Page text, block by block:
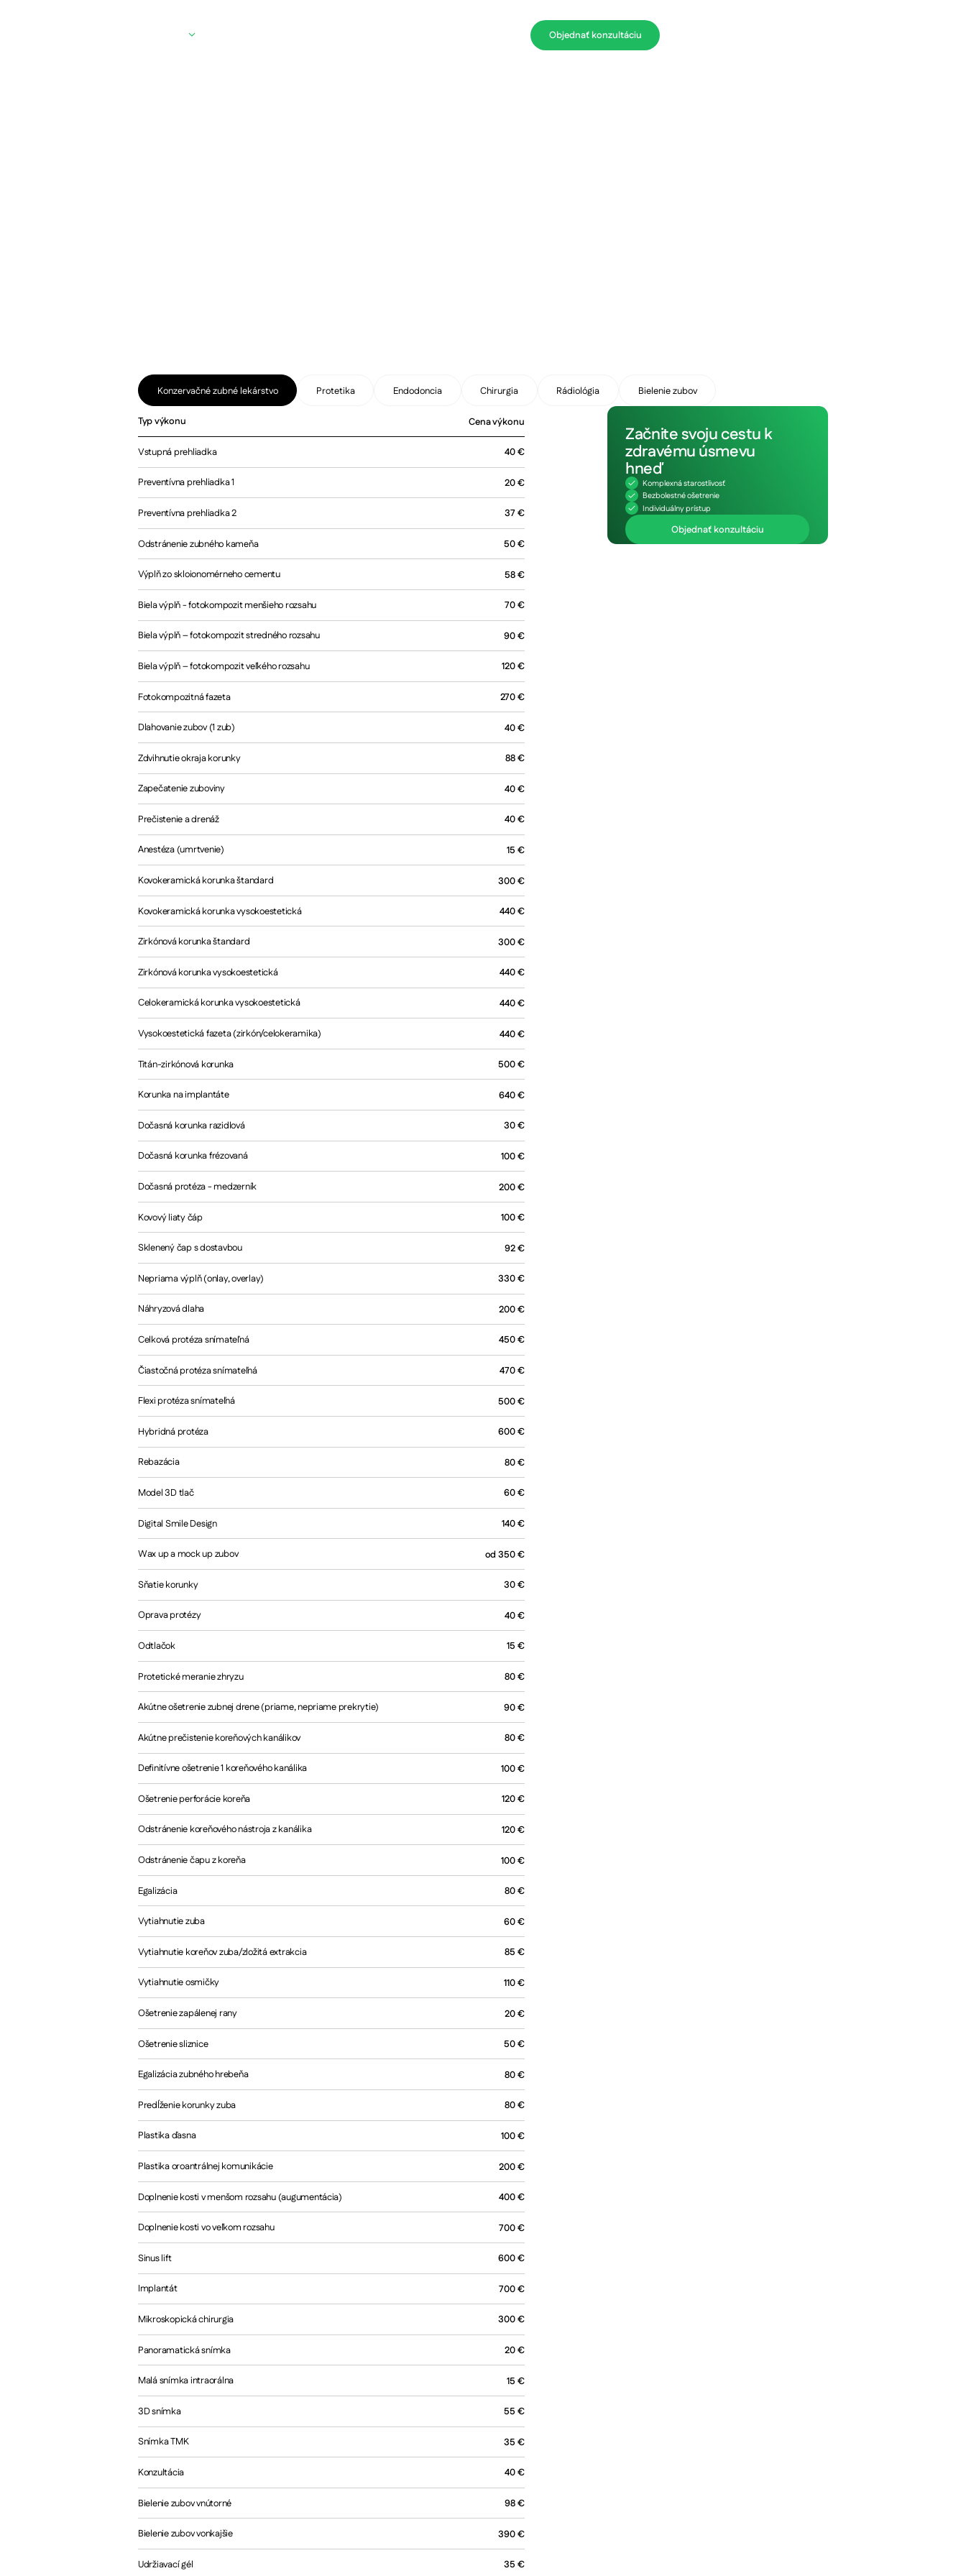
+421 910 722 635 Objednať konzultáciu
Konzervačné zubné lekárstvo Protetika Endodoncia Chirurgia Rádiológia Bielenie zubov
Typ výkonu Cena výkonu
Vstupná prehliadka 40€
Preventívna prehliadka 1 20€
Preventívna prehliadka 2 37€
Odstránenie zubného kameňa 50€
Výplň zo skloionomérneho cementu 58€
Biela výplň - fotokompozit menšieho rozsahu 70€
Biela výplň – fotokompozit stredného rozsahu 90€
Biela výplň – fotokompozit veľkého rozsahu 120€
Fotokompozitná fazeta 270€
Dlahovanie zubov (1 zub) 40€
Zdvihnutie okraja korunky 88€
Zapečatenie zuboviny 40€
Prečistenie a drenáž 40€
Anestéza (umrtvenie) 15 €
Kovokeramická korunka štandard 300€
Kovokeramická korunka vysokoestetická 440€
Zirkónová korunka štandard 300€
Zirkónová korunka vysokoestetická 440€
Celokeramická korunka vysokoestetická 440€
Vysokoestetická fazeta (zirkón/celokeramika) 440€
Titán-zirkónová korunka 500€
Korunka na implantáte 640€
Dočasná korunka razidlová 30€
Dočasná korunka frézovaná 100€
Dočasná protéza - medzerník 200€
Kovový liaty čáp 100€
Sklenený čap s dostavbou 92€
Nepriama výplň (onlay, overlay) 330€
Náhryzová dlaha 200€
Celková protéza snímateľná 450€
Čiastočná protéza snímateľná 470€
Flexi protéza snímateľná 500€
Hybridná protéza 600€
Rebazácia 80€
Model 3D tlač 60€
Digital Smile Design 140€
Wax up a mock up zubov od 350€
Sňatie korunky 30€
Oprava protézy 40€
Odtlačok 15 €
Protetické meranie zhryzu 80€
Akútne ošetrenie zubnej drene (priame, nepriame prekrytie) 90€
Akútne prečistenie koreňových kanálikov 80€
Definitívne ošetrenie 1 koreňového kanálika 100€
Ošetrenie perforácie koreňa 120€
Odstránenie koreňového nástroja z kanálika 120€
Odstránenie čapu z koreňa 100€
Egalizácia 80€
Vytiahnutie zuba 60€
Vytiahnutie koreňov zuba/zložitá extrakcia 85 €
Vytiahnutie osmičky 110€
Ošetrenie zapálenej rany 20€
Ošetrenie sliznice 50€
Egalizácia zubného hrebeňa 80€
Predĺženie korunky zuba 80€
Plastika ďasna 100€
Plastika oroantrálnej komunikácie 200€
Doplnenie kosti v menšom rozsahu (augumentácia) 400€
Doplnenie kosti vo veľkom rozsahu 700€
Sinus lift 600€
Implantát 700€
Mikroskopická chirurgia 300€
Panoramatická snímka 20€
Malá snímka intraorálna 15 €
3D snímka 55 €
Snímka TMK 35 €
Konzultácia 40€
Bielenie zubov vnútorné 98€
Bielenie zubov vonkajšie 390€
Udržiavací gél 35 €
Začnite svoju cestu k
zdravému úsmevu
hneď
Komplexná starostlivosť
Bezbolestné ošetrenie
Individuálny prístup
Objednať konzultáciu